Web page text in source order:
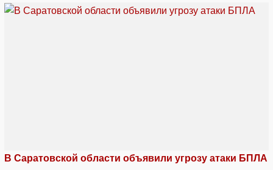
В Саратовской области объявили угрозу атаки БПЛА